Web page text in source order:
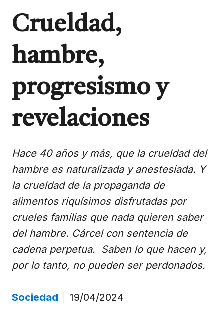
Crueldad,
hambre,
progresismo y
revelaciones
Hace 40 años y más, que la crueldad del
hambre es naturalizada y anestesiada. Y
la crueldad de la propaganda de
alimentos riquísimos disfrutadas por
crueles familias que nada quieren saber
del hambre. Cárcel con sentencia de
cadena perpetua. Saben lo que hacen y,
por lo tanto, no pueden ser perdonados.
Sociedad 19/04/2024